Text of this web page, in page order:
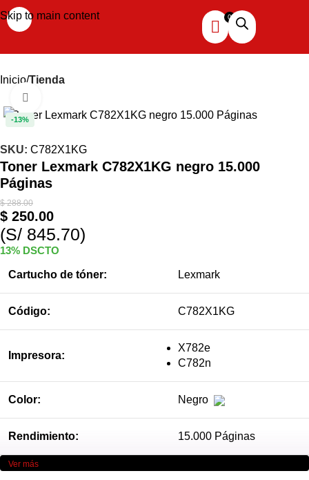
Skip to main content
Inicio Tienda
-13%
SKU: C782X1KG
Toner Lexmark C782X1KG negro 15.000
Páginas
$288.00
$ 250.00
(S/ 845.70)
13% DSCTO
Cartucho de tóner: Lexmark
Código: C782X1KG
Impresora:
X782e
C782n
Color: Negro
Rendimiento: 15.000 Páginas
Ver más